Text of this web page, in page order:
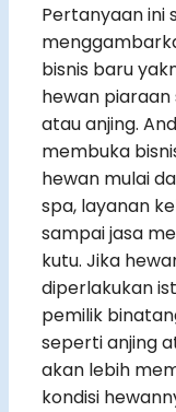
Pertanyaan ini
bisnis baru
hewan
atau anjing.
membuka
hewan mulai
spa, layanan
sampai jasa
kutu. Jika
diperlakukan
pemilik
seperti anjing
akan lebih
kondisi